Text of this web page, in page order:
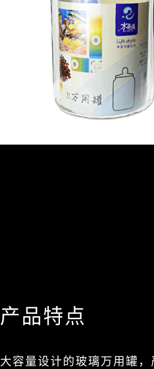
产品特点
大容量设计的玻璃万用罐